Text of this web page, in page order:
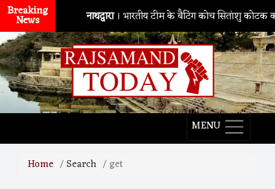
Breaking
News नाथद्वारा। भारतीय टीम के बैटिंग कोच सितांशु कोटक का
MENU
Home Search get